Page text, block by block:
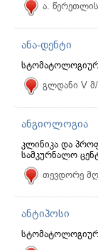
ა.
ანა-დენტი
გლდანი V
ანგიოლოგია
კლინიკა და
სამკურნალო
თევდორე
ანტიპოსი